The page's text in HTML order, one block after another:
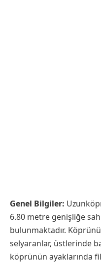
Genel Bilgiler:
6.80 metre genişliğe
bulunmaktadır.
selyaranlar, üstlerinde
köprünün ayaklarında